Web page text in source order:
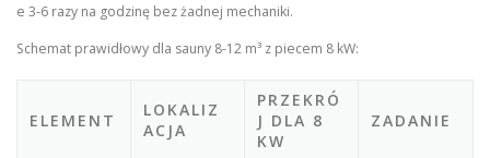
e 3-6 razy na godzinę bez żadnej mechaniki.
Schemat prawidłowy dla sauny 8-12 m³ z piecem 8 kW:
ELEMENT
LOKALIZ
ACJA
PRZEKRÓ
J DLA 8
KW
ZADANIE